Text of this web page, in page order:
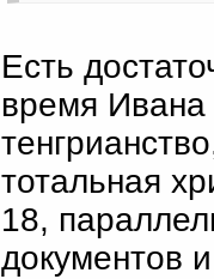
ведичники?
коренные
"зллая"
язычников в
Сергей, или
рабами, что
Есть
время Ивана
тотальная
18,
документов